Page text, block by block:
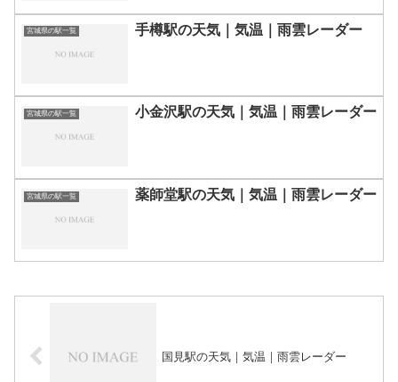
宮城県の駅一覧 手樽駅の天気｜気温｜雨雲レーダー
宮城県の駅一覧 小金沢駅の天気｜気温｜雨雲レーダー
宮城県の駅一覧 薬師堂駅の天気｜気温｜雨雲レーダー
国見駅の天気｜気温｜雨雲レーダー